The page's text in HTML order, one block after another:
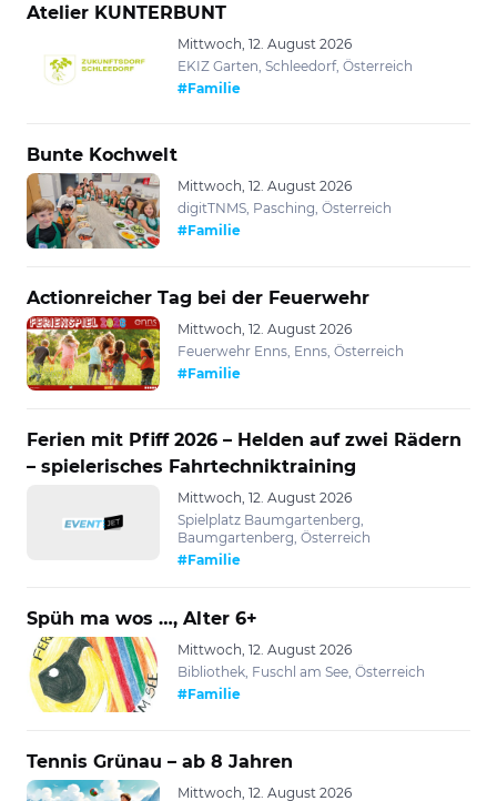
Atelier KUNTERBUNT
Mittwoch, 12. August 2026
EKIZ Garten, Schleedorf, Österreich
#Familie
Bunte Kochwelt
Mittwoch, 12. August 2026
digitTNMS, Pasching, Österreich
#Familie
Actionreicher Tag bei der Feuerwehr
Mittwoch, 12. August 2026
Feuerwehr Enns, Enns, Österreich
#Familie
Ferien mit Pfiff 2026 – Helden auf zwei Rädern
– spielerisches Fahrtechniktraining
Mittwoch, 12. August 2026
Spielplatz Baumgartenberg,
Baumgartenberg, Österreich
#Familie
Spüh ma wos …, Alter 6+
Mittwoch, 12. August 2026
Bibliothek, Fuschl am See, Österreich
#Familie
Tennis Grünau – ab 8 Jahren
Mittwoch, 12. August 2026